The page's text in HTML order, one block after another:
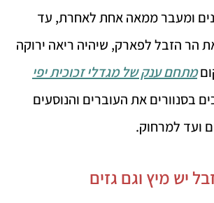
ומעבר ממאה אחת לאחרת, עד
הר הזבל לפארק, שיהיה ריאה ירוקה
מתחם ענק של מגדלי זכוכית יפי
בסנוורים את העוברים והנוסעים
ועד למרחוק.
יש מיץ וגם גזים